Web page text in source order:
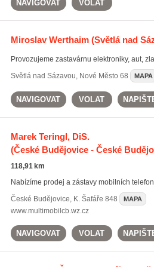
NAVIGOVAT VOLAT
Miroslav Werthaim(Světlá nad
Provozujeme zastavárnu elektroniky, aut,
Světlá nad Sázavou, Nové Město 68 MAPA
NAVIGOVAT VOLAT
Marek Teringl, DiS.
(České Budějovice - České
118,91 km
Nabízíme prodej a zástavy mobilních
České Budějovice, K. Šafáře 848 MAPA
www.multimobilcb.wz.cz
NAVIGOVAT VOLAT